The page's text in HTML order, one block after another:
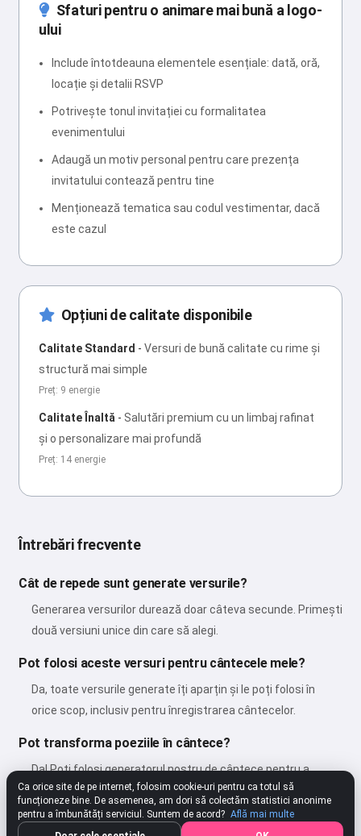
Sfaturi pentru o animare mai bună a logo-
ului
Include întotdeauna elementele esențiale: dată, oră,
locație și detalii RSVP
Potrivește tonul invitației cu formalitatea
evenimentului
Adaugă un motiv personal pentru care prezența
invitatului contează pentru tine
Menționează tematica sau codul vestimentar, dacă
este cazul
Opțiuni de calitate disponibile
Calitate Standard - Versuri de bună calitate cu rime și
structură mai simple
Preț: 9 energie
Calitate Înaltă - Salutări premium cu un limbaj rafinat
și o personalizare mai profundă
Preț: 14 energie
Întrebări frecvente
Cât de repede sunt generate versurile?
Generarea versurilor durează doar câteva secunde. Primești
două versiuni unice din care să alegi.
Pot folosi aceste versuri pentru cântecele mele?
Da, toate versurile generate îți aparțin și le poți folosi în
orice scop, inclusiv pentru înregistrarea cântecelor.
Pot transforma poeziile în cântece?
Da! Poți folosi generatorul nostru de cântece pentru a
transforma orice poezie într-un cântec frumos, cu muzică
și voce.
Ca orice site de pe internet, folosim cookie-uri pentru ca totul să
funcționeze bine. De asemenea, am dori să colectăm statistici anonime
pentru a îmbunătăți serviciul. Suntem de acord? Află mai multe